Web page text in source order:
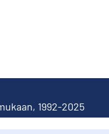
1992-2025